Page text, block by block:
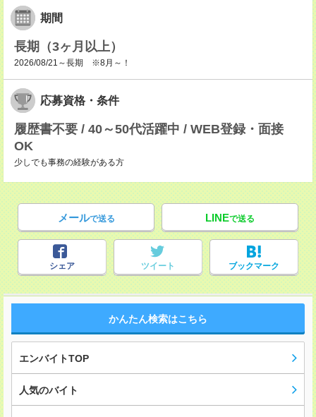
期間
長期（3ヶ月以上）
2026/08/21～長期 ※8月～！
応募資格・条件
履歴書不要 / 40～50代活躍中 / WEB登録・面接
OK
少しでも事務の経験がある方
メールで送る LINEで送る
シェア ツイート ブックマーク
かんたん検索はこちら
エンバイトTOP
人気のバイト